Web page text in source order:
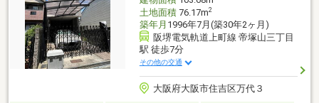
土地面積76.17m2
築年月 1996年7月(築30年2ヶ月)
阪堺電気軌道上町線 帝塚山三丁目
駅 徒歩7分
その他の交通
大阪府大阪市住吉区万代３